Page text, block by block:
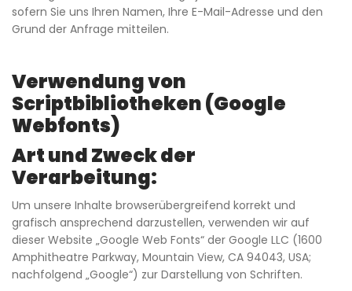
sofern Sie uns Ihren Namen, Ihre E-Mail-Adresse und den
Grund der Anfrage mitteilen.
Verwendung von
Scriptbibliotheken (Google
Webfonts)
Art und Zweck der
Verarbeitung:
Um unsere Inhalte browserübergreifend korrekt und
grafisch ansprechend darzustellen, verwenden wir auf
dieser Website „Google Web Fonts“ der Google LLC (1600
Amphitheatre Parkway, Mountain View, CA 94043, USA;
nachfolgend „Google“) zur Darstellung von Schriften.